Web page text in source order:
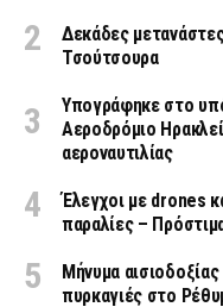
Δεκάδες
Τσούτσουρα
Υπογράφηκε στο
Αεροδρόμιο
αεροναυτιλίας
Έλεγχοι με drones
παραλίες –
Μήνυμα
πυρκαγιές στο